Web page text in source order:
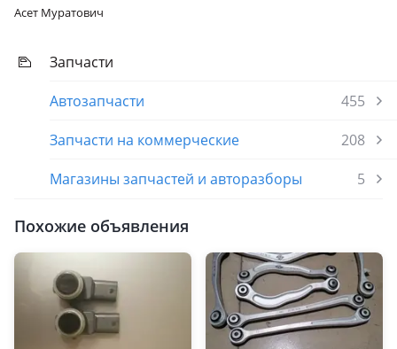
Асет Муратович
Запчасти
Автозапчасти
455
Запчасти на коммерческие
208
Магазины запчастей и авторазборы
5
Похожие объявления